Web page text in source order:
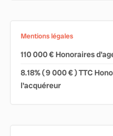
Mentions légales
110 000 € Honoraires
8.18% ( 9 000 € ) TTC
l'acquéreur